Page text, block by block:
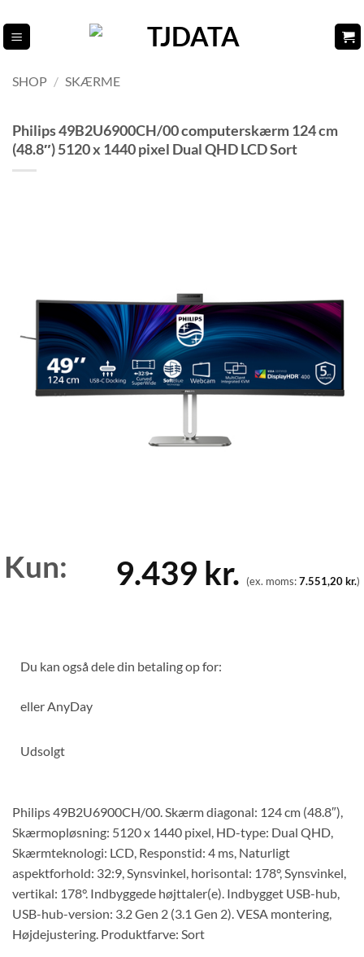
til
indhold
SHOP / SKÆRME
Philips 49B2U6900CH/00 computerskærm 124 cm
(48.8″) 5120 x 1440 pixel Dual QHD LCD Sort
Kun: 9.439 kr. (ex. moms:7.551,20kr.)
Du kan også dele din betaling op for:
eller AnyDay
Udsolgt
Philips 49B2U6900CH/00. Skærm diagonal: 124 cm (48.8″),
Skærmopløsning: 5120 x 1440 pixel, HD-type: Dual QHD,
Skærmteknologi: LCD, Responstid: 4 ms, Naturligt
aspektforhold: 32:9, Synsvinkel, horisontal: 178°, Synsvinkel,
vertikal: 178°. Indbyggede højttaler(e). Indbygget USB-hub,
USB-hub-version: 3.2 Gen 2 (3.1 Gen 2). VESA montering,
Højdejustering. Produktfarve: Sort